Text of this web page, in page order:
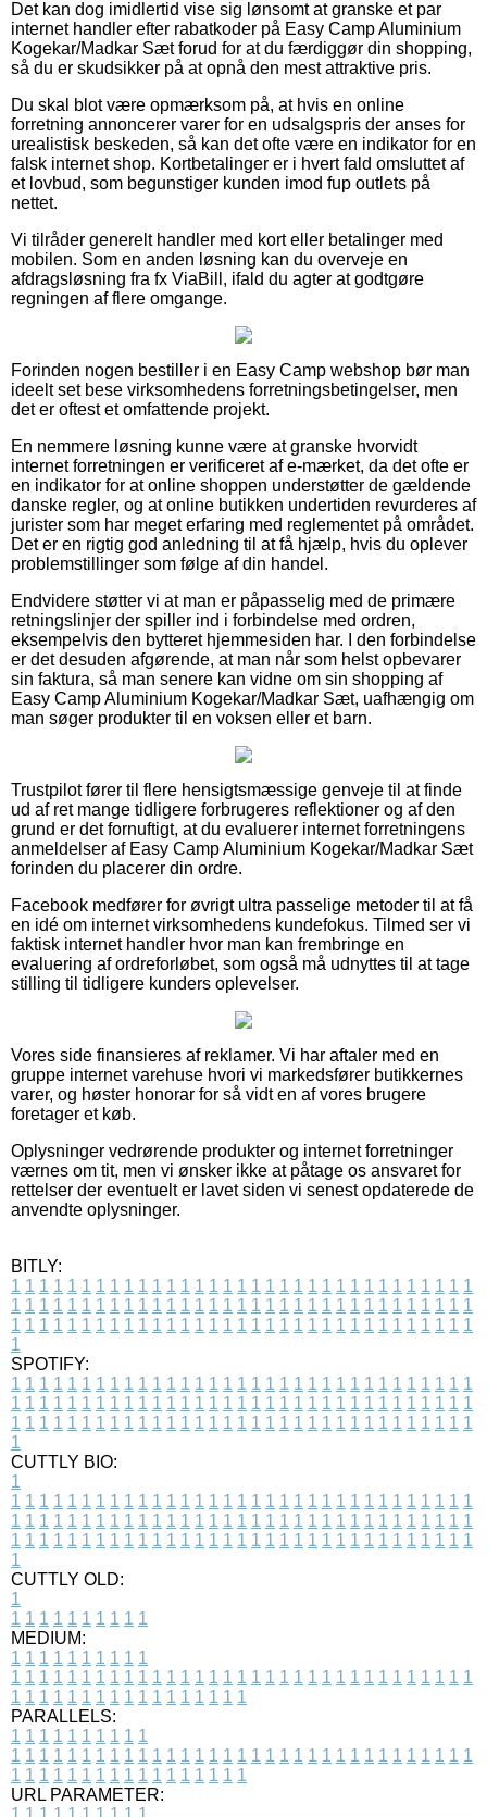
Det kan dog imidlertid vise sig lønsomt at granske et par
internet handler efter rabatkoder på Easy Camp Aluminium
Kogekar/Madkar Sæt forud for at du færdiggør din shopping,
så du er skudsikker på at opnå den mest attraktive pris.
Du skal blot være opmærksom på, at hvis en online
forretning annoncerer varer for en udsalgspris der anses for
urealistisk beskeden, så kan det ofte være en indikator for en
falsk internet shop. Kortbetalinger er i hvert fald omsluttet af
et lovbud, som begunstiger kunden imod fup outlets på
nettet.
Vi tilråder generelt handler med kort eller betalinger med
mobilen. Som en anden løsning kan du overveje en
afdragsløsning fra fx ViaBill, ifald du agter at godtgøre
regningen af flere omgange.
Forinden nogen bestiller i en Easy Camp webshop bør man
ideelt set bese virksomhedens forretningsbetingelser, men
det er oftest et omfattende projekt.
En nemmere løsning kunne være at granske hvorvidt
internet forretningen er verificeret af e-mærket, da det ofte er
en indikator for at online shoppen understøtter de gældende
danske regler, og at online butikken undertiden revurderes af
jurister som har meget erfaring med reglementet på området.
Det er en rigtig god anledning til at få hjælp, hvis du oplever
problemstillinger som følge af din handel.
Endvidere støtter vi at man er påpasselig med de primære
retningslinjer der spiller ind i forbindelse med ordren,
eksempelvis den bytteret hjemmesiden har. I den forbindelse
er det desuden afgørende, at man når som helst opbevarer
sin faktura, så man senere kan vidne om sin shopping af
Easy Camp Aluminium Kogekar/Madkar Sæt, uafhængig om
man søger produkter til en voksen eller et barn.
Trustpilot fører til flere hensigtsmæssige genveje til at finde
ud af ret mange tidligere forbrugeres reflektioner og af den
grund er det fornuftigt, at du evaluerer internet forretningens
anmeldelser af Easy Camp Aluminium Kogekar/Madkar Sæt
forinden du placerer din ordre.
Facebook medfører for øvrigt ultra passelige metoder til at få
en idé om internet virksomhedens kundefokus. Tilmed ser vi
faktisk internet handler hvor man kan frembringe en
evaluering af ordreforløbet, som også må udnyttes til at tage
stilling til tidligere kunders oplevelser.
Vores side finansieres af reklamer. Vi har aftaler med en
gruppe internet varehuse hvori vi markedsfører butikkernes
varer, og høster honorar for så vidt en af vores brugere
foretager et køb.
Oplysninger vedrørende produkter og internet forretninger
værnes om tit, men vi ønsker ikke at påtage os ansvaret for
rettelser der eventuelt er lavet siden vi senest opdaterede de
anvendte oplysninger.
BITLY:
1 1 1 1 1 1 1 1 1 1 1 1 1 1 1 1 1 1 1 1 1 1 1 1 1 1 1 1 1 1 1 1 1
1 1 1 1 1 1 1 1 1 1 1 1 1 1 1 1 1 1 1 1 1 1 1 1 1 1 1 1 1 1 1 1 1
1 1 1 1 1 1 1 1 1 1 1 1 1 1 1 1 1 1 1 1 1 1 1 1 1 1 1 1 1 1 1 1 1
1
SPOTIFY:
1 1 1 1 1 1 1 1 1 1 1 1 1 1 1 1 1 1 1 1 1 1 1 1 1 1 1 1 1 1 1 1 1
1 1 1 1 1 1 1 1 1 1 1 1 1 1 1 1 1 1 1 1 1 1 1 1 1 1 1 1 1 1 1 1 1
1 1 1 1 1 1 1 1 1 1 1 1 1 1 1 1 1 1 1 1 1 1 1 1 1 1 1 1 1 1 1 1 1
1
CUTTLY BIO:
1
1 1 1 1 1 1 1 1 1 1 1 1 1 1 1 1 1 1 1 1 1 1 1 1 1 1 1 1 1 1 1 1 1
1 1 1 1 1 1 1 1 1 1 1 1 1 1 1 1 1 1 1 1 1 1 1 1 1 1 1 1 1 1 1 1 1
1 1 1 1 1 1 1 1 1 1 1 1 1 1 1 1 1 1 1 1 1 1 1 1 1 1 1 1 1 1 1 1 1
1
CUTTLY OLD:
1
1 1 1 1 1 1 1 1 1 1
MEDIUM:
1 1 1 1 1 1 1 1 1 1
1 1 1 1 1 1 1 1 1 1 1 1 1 1 1 1 1 1 1 1 1 1 1 1 1 1 1 1 1 1 1 1 1
1 1 1 1 1 1 1 1 1 1 1 1 1 1 1 1 1
PARALLELS:
1 1 1 1 1 1 1 1 1 1
1 1 1 1 1 1 1 1 1 1 1 1 1 1 1 1 1 1 1 1 1 1 1 1 1 1 1 1 1 1 1 1 1
1 1 1 1 1 1 1 1 1 1 1 1 1 1 1 1 1
URL PARAMETER: